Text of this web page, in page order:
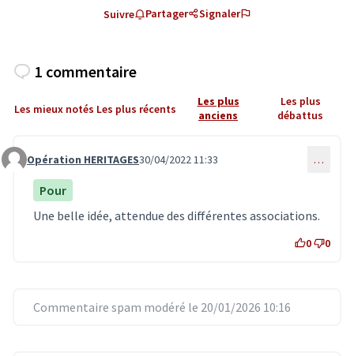
Suivre Partager Signaler
1 commentaire
Les mieux notés Les plus récents
Les plus
anciens
Les plus
débattus
Commentaire 4091
Opération HERITAGES30/04/2022 11:33 …
Pour
Une belle idée, attendue des différentes associations.
0 0
Commentaire spam modéré le 20/01/2026 10:16